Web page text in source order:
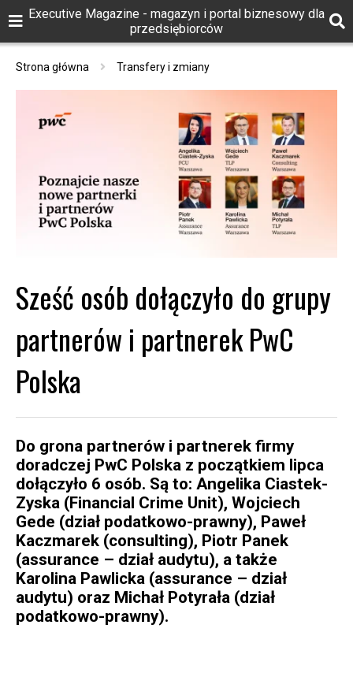
Executive Magazine - magazyn i portal biznesowy dla
przedsiębiorców
Strona główna Transfery i zmiany
Sześć osób dołączyło do grupy
partnerów i partnerek PwC
Polska
Do grona partnerów i partnerek firmy
doradczej PwC Polska z początkiem lipca
dołączyło 6 osób. Są to: Angelika Ciastek-
Zyska (Financial Crime Unit), Wojciech
Gede (dział podatkowo-prawny), Paweł
Kaczmarek (consulting), Piotr Panek
(assurance – dział audytu), a także
Karolina Pawlicka (assurance – dział
audytu) oraz Michał Potyrała (dział
podatkowo-prawny).